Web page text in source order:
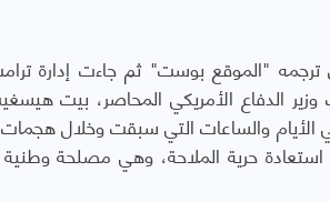
ترجمه "الموقع بوست" ثم جاءت إدارة
وزير الدفاع الأمريكي المحاصر، بيت
والساعات التي سبقت وخلال هجمات